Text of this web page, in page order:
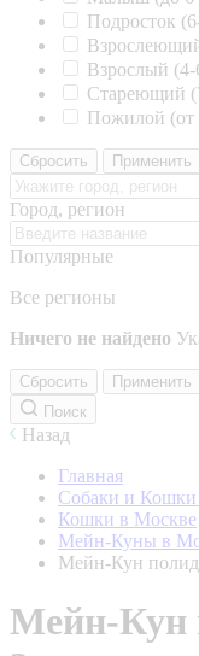
Подросток
Взрослый (4-
Стареющий
Пожилой (от
Сбросить Применить
Город, регион
Популярные
Все регионы
Ничего не найдено
Сбросить
Применить
Поиск
Назад
Главная
Собаки и
Кошки в Москве
Мейн-Куны в
Мейн-Кун
Мейн-Кун